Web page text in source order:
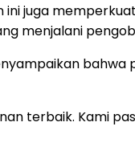
juga
menjalani
terbaik. Kami